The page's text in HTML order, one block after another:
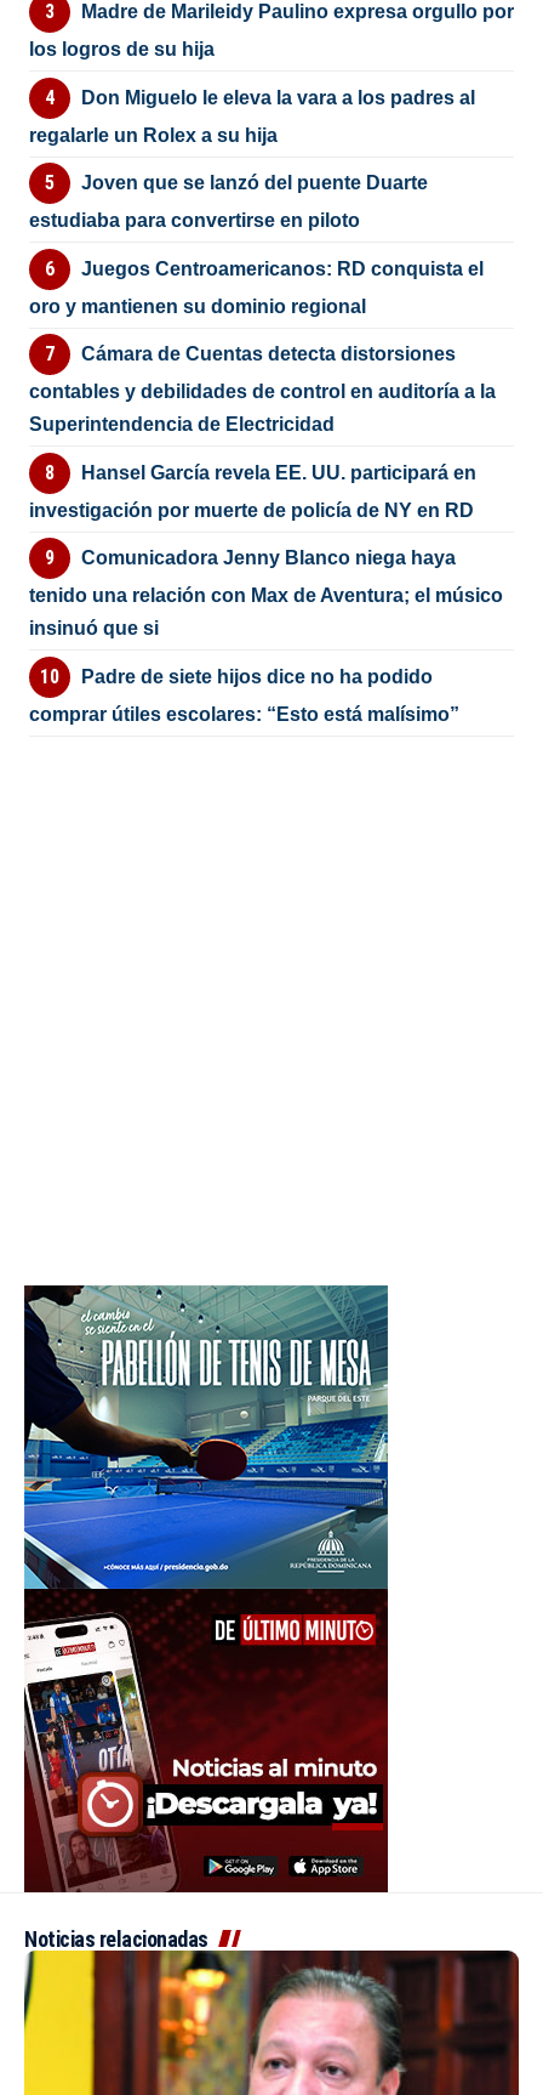
Madre de Marileidy Paulino expresa orgullo por
los logros de su hija
Don Miguelo le eleva la vara a los padres al
regalarle un Rolex a su hija
Joven que se lanzó del puente Duarte
estudiaba para convertirse en piloto
Juegos Centroamericanos: RD conquista el
oro y mantienen su dominio regional
Cámara de Cuentas detecta distorsiones
contables y debilidades de control en auditoría a la
Superintendencia de Electricidad
Hansel García revela EE. UU. participará en
investigación por muerte de policía de NY en RD
Comunicadora Jenny Blanco niega haya
tenido una relación con Max de Aventura; el músico
insinuó que si
Padre de siete hijos dice no ha podido
comprar útiles escolares: “Esto está malísimo”
Noticias relacionadas